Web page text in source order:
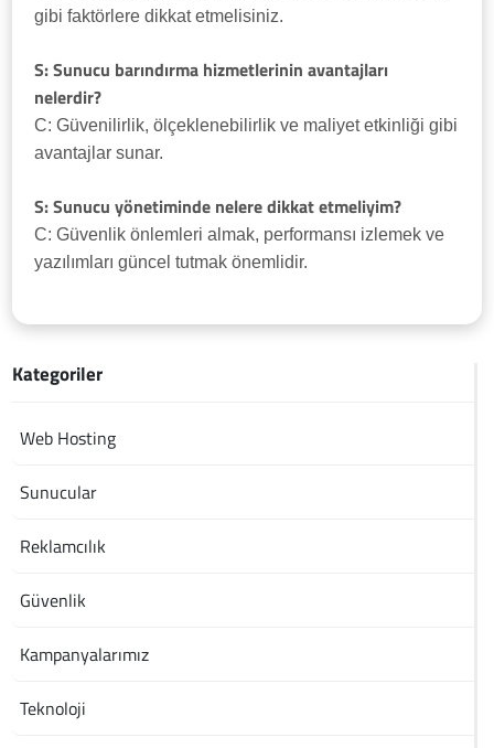
gibi faktörlere dikkat etmelisiniz.
S: Sunucu barındırma hizmetlerinin avantajları
nelerdir?
C: Güvenilirlik, ölçeklenebilirlik ve maliyet etkinliği gibi
avantajlar sunar.
S: Sunucu yönetiminde nelere dikkat etmeliyim?
C: Güvenlik önlemleri almak, performansı izlemek ve
yazılımları güncel tutmak önemlidir.
Kategoriler
Web Hosting
Sunucular
Reklamcılık
Güvenlik
Kampanyalarımız
Teknoloji